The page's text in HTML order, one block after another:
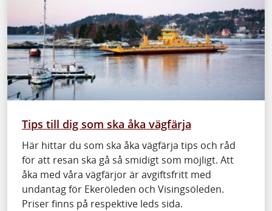
Tips till dig som ska åka vägfärja
Här hittar du som ska åka vägfärja tips och råd
för att resan ska gå så smidigt som möjligt. Att
åka med våra vägfärjor är avgiftsfritt med
undantag för Ekeröleden och Visingsöleden.
Priser finns på respektive leds sida.